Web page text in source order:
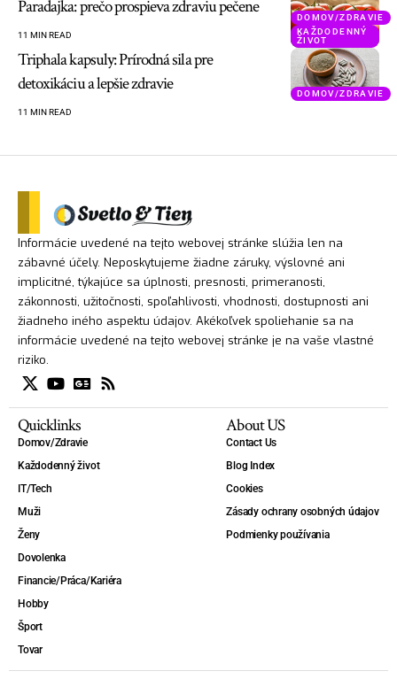
DOMOV/ZDRAVIE
KAŽDODENNÝ
ŽIVOT
Paradajka: prečo prospieva zdraviu pečene
11 MIN READ
DOMOV/ZDRAVIE
Triphala kapsuly: Prírodná sila pre
detoxikáciu a lepšie zdravie
11 MIN READ
Informácie uvedené na tejto webovej stránke slúžia len na
zábavné účely. Neposkytujeme žiadne záruky, výslovné ani
implicitné, týkajúce sa úplnosti, presnosti, primeranosti,
zákonnosti, užitočnosti, spoľahlivosti, vhodnosti, dostupnosti ani
žiadneho iného aspektu údajov. Akékoľvek spoliehanie sa na
informácie uvedené na tejto webovej stránke je na vaše vlastné
riziko.
Quicklinks
Domov/Zdravie
Každodenný život
IT/Tech
Muži
Ženy
Dovolenka
Financie/Práca/Kariéra
Hobby
Šport
Tovar
About US
Contact Us
Blog Index
Cookies
Zásady ochrany osobných údajov
Podmienky používania